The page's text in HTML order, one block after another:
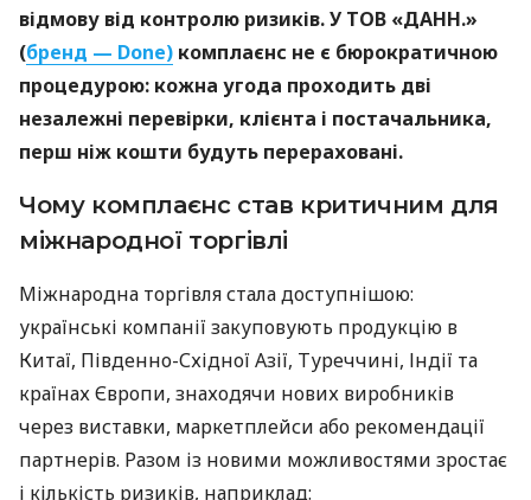
відмову від контролю ризиків. У ТОВ «ДАНН.»
(бренд — Done) комплаєнс не є бюрократичною
процедурою: кожна угода проходить дві
незалежні перевірки, клієнта і постачальника,
перш ніж кошти будуть перераховані.
Чому комплаєнс став критичним для
міжнародної торгівлі
Міжнародна торгівля стала доступнішою:
українські компанії закуповують продукцію в
Китаї, Південно-Східної Азії, Туреччині, Індії та
країнах Європи, знаходячи нових виробників
через виставки, маркетплейси або рекомендації
партнерів. Разом із новими можливостями зростає
і кількість ризиків, наприклад: